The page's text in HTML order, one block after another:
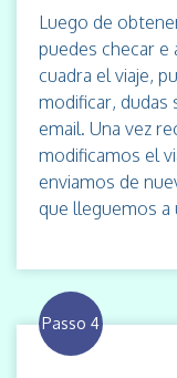
Luego de
puedes checar e
cuadra el viaje,
modificar, dudas
email. Una vez
modificamos el
enviamos de
que lleguemos a
Passo 4